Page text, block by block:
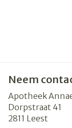
Neem
Apotheek
Dorpstraat 41
2811 Leest